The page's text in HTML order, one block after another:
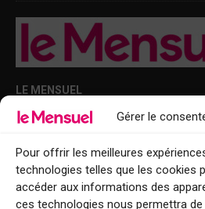
Gérer le
Pour offrir les meilleures
technologies telles que les cookies
accéder aux informations des
ces technologies nous permettra
LE MENSUEL
Points de diffusion Var et Alpes-Maritimes
Le Mensuel en PDF : consultez le
Qui sommes-nous ?
BFM Top Sorties